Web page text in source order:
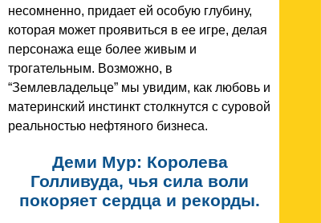
несомненно, придает ей особую глубину,
которая может проявиться в ее игре, делая
персонажа еще более живым и
трогательным. Возможно, в
“Землевладельце” мы увидим, как любовь и
материнский инстинкт столкнутся с суровой
реальностью нефтяного бизнеса.
Деми Мур: Королева
Голливуда, чья сила воли
покоряет сердца и рекорды.